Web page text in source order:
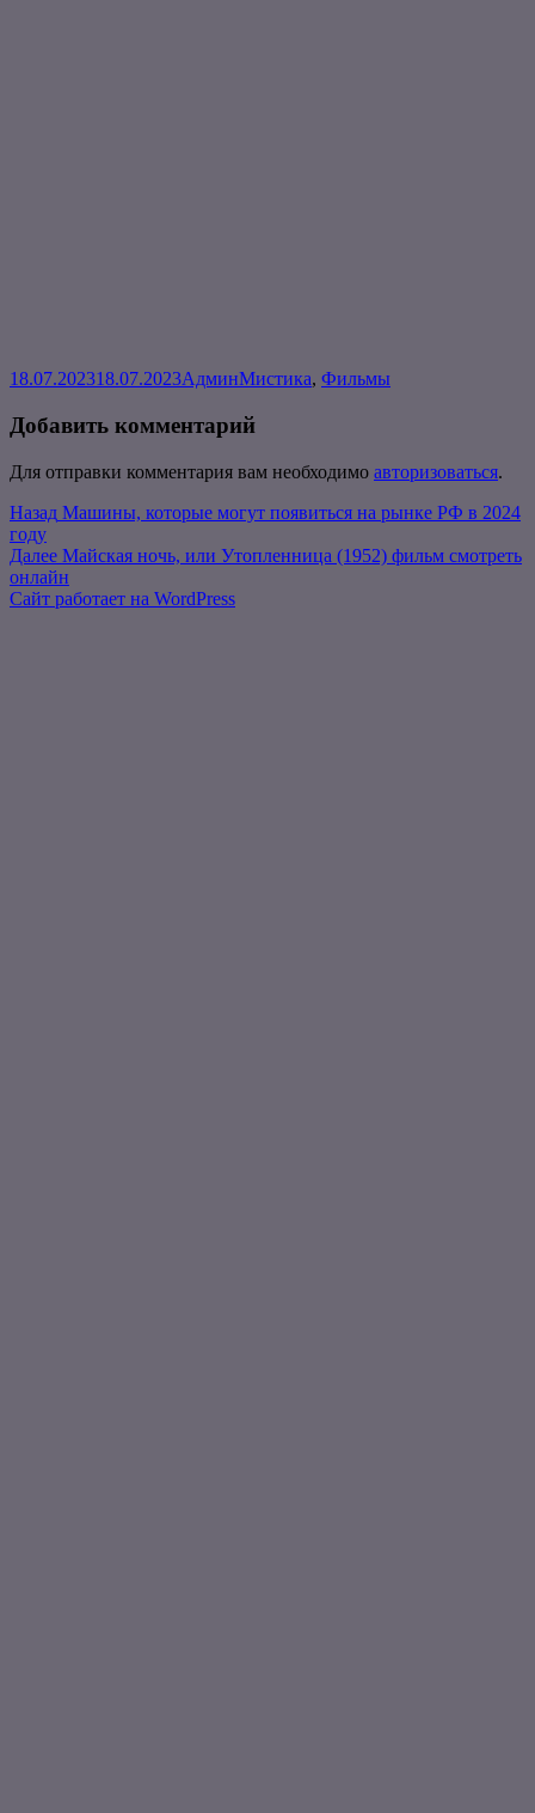
Опубликовано
18.07.202318.07.2023Автор
АдминРубрики
Мистика, Фильмы
Добавить комментарий
Для отправки комментария вам необходимо авторизоваться.
Навигация
по
записям
Назад Предыдущая
Машины, которые могут появиться на рынке РФ в 2024
году
Далее Следующая
запись:
Майская ночь, или Утопленница (1952) фильм смотреть
онлайн
Сайт работает на WordPress